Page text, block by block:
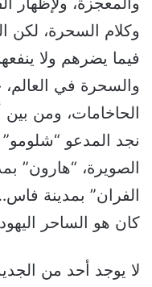
وكلام السحرة، لكن
فيما يضرهم ولا
والسحرة في
الحاخامات، ومن
نجد المدعو
الصويرة، “هارون”
الفران” بمدينة
كان هو الساحر
لا يوجد أحد من